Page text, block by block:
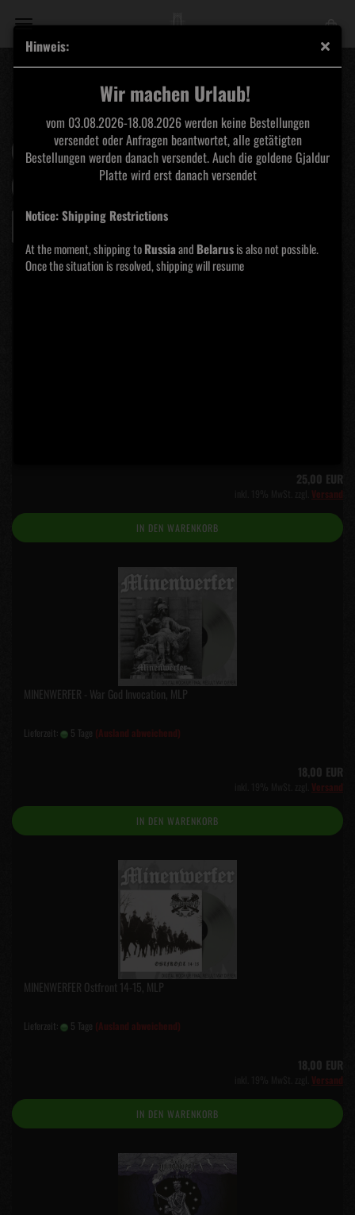
Hinweis:
Wir machen Urlaub!
vom 03.08.2026-18.08.2026 werden keine Bestellungen
versendet oder Anfragen beantwortet, alle getätigten
Bestellungen werden danach versendet. Auch die goldene Gjaldur
Platte wird erst danach versendet
Notice: Shipping Restrictions
At the moment, shipping toRussiaand Belarusis also not possible.
Once the situation is resolved, shipping will resume
MLPS
Sortieren nach
Sortieren nach Alle Hersteller
pro Seite
« 1 2
25,00 EUR
Versand
IN DEN WARENKORB
MINENWERFER - War God Invocation, MLP
Lieferzeit: 5 Tage (Ausland abweichend)
18,00 EUR
Versand
IN DEN WARENKORB
MINENWERFER Ostfront 14-15, MLP
Lieferzeit: 5 Tage (Ausland abweichend)
18,00 EUR
Versand
IN DEN WARENKORB